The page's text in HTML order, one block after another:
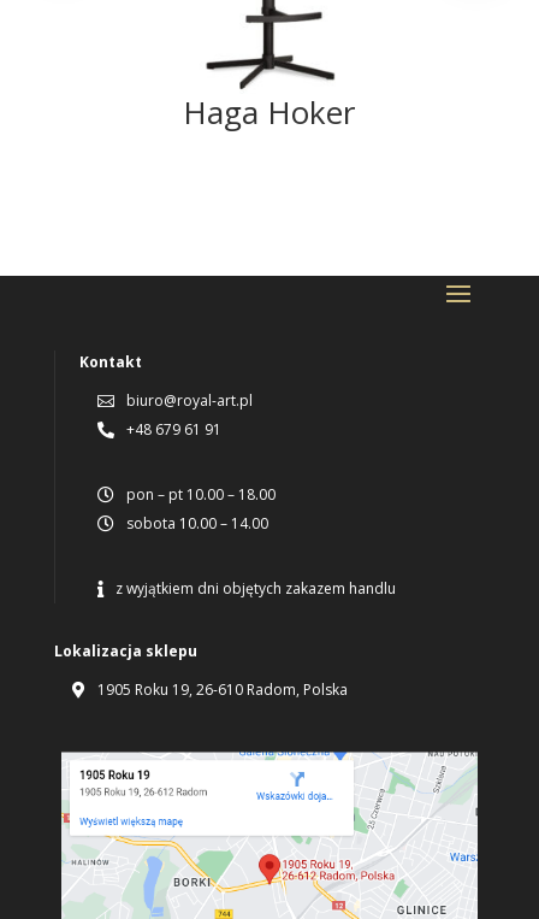
Haga Hoker
Kontakt
 biuro@royal-art.pl
 +48 679 61 91
 pon – pt 10.00 – 18.00
 sobota 10.00 – 14.00
 z wyjątkiem dni objętych zakazem handlu
Lokalizacja sklepu
 1905 Roku 19, 26-610 Radom, Polska